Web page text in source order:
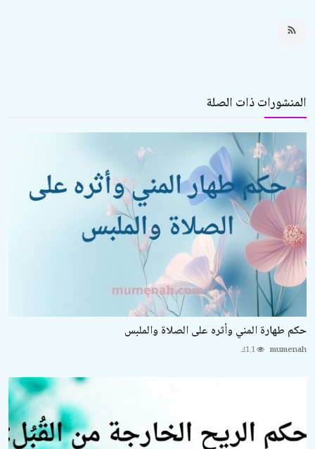
المنشورات ذات الصلة
حكم طهارة المني وأثره على الصلاة والملبس
mumenah